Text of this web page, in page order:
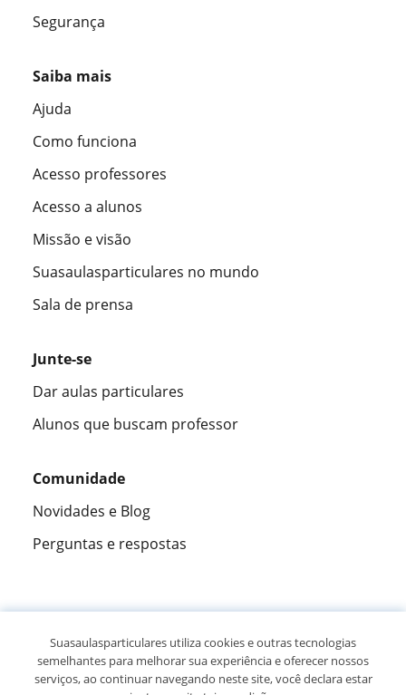
Segurança
Saiba mais
Ajuda
Como funciona
Acesso professores
Acesso a alunos
Missão e visão
Suasaulasparticulares no mundo
Sala de prensa
Junte-se
Dar aulas particulares
Alunos que buscam professor
Comunidade
Novidades e Blog
Perguntas e respostas
305883opiniões de alunos
Suasaulasparticulares utiliza cookies e outras tecnologias
semelhantes para melhorar sua experiência e oferecer nossos
serviços, ao continuar navegando neste site, você declara estar